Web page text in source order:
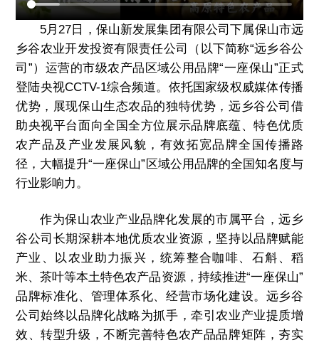
5月27日，保山新发展集团有限公司下属保山市远
乡谷农业开发投资有限责任公司（以下简称“远乡谷公
司”）运营的市级农产品区域公用品牌“一座保山”正式
登陆央视CCTV-1综合频道。依托国家级权威媒体传播
优势，展现保山生态农品的独特优势，远乡谷公司借
助央视平台面向全国全方位展示品牌底蕴、特色优质
农产品及产业发展风貌，有效拓宽品牌全国传播路
径，大幅提升“一座保山”区域公用品牌的全国知名度与
行业影响力。
作为保山农业产业品牌化发展的市属平台，远乡
谷公司长期深耕本地优质农业资源，坚持以品牌赋能
产业、以农业助力振兴，统筹整合咖啡、石斛、稻
米、茶叶等本土特色农产品资源，持续推进“一座保山”
品牌标准化、管理体系化、经营市场化建设。远乡谷
公司始终以品牌化战略为抓手，牵引农业产业提质增
效、转型升级，不断完善特色农产品品牌矩阵，夯实